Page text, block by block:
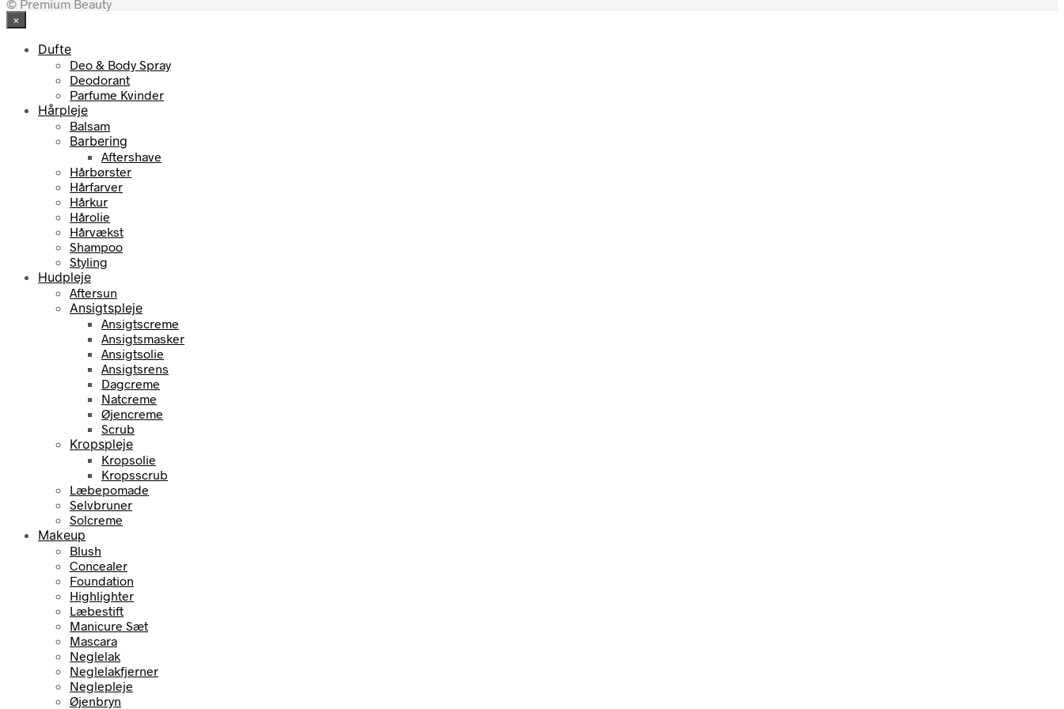
© Premium Beauty
×
Dufte
Deo & Body Spray
Deodorant
Parfume Kvinder
Hårpleje
Balsam
Barbering
Aftershave
Hårbørster
Hårfarver
Hårkur
Hårolie
Hårvækst
Shampoo
Styling
Hudpleje
Aftersun
Ansigtspleje
Ansigtscreme
Ansigtsmasker
Ansigtsolie
Ansigtsrens
Dagcreme
Natcreme
Øjencreme
Scrub
Kropspleje
Kropsolie
Kropsscrub
Læbepomade
Selvbruner
Solcreme
Makeup
Blush
Concealer
Foundation
Highlighter
Læbestift
Manicure Sæt
Mascara
Neglelak
Neglelakfjerner
Neglepleje
Øjenbryn